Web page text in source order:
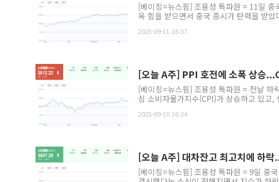
[베이징=뉴스핌] 조용성 특파원 = 11일 중
욱 힘을 받으면서 중국 증시가 탄력을 받
2025-09-11 16:37
[오늘 A주] PPI 호전에 소폭 상승
[베이징=뉴스핌] 조용성 특파원 = 전날 하
심 소비자물가지수(CPI)가 상승하고 있고
2025-09-10 16:34
[오늘 A주] 대차잔고 최고치에 하
[베이징=뉴스핌] 조용성 특파원 = 9일 중